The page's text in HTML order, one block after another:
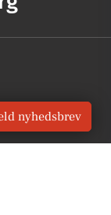
nyhedsbrev